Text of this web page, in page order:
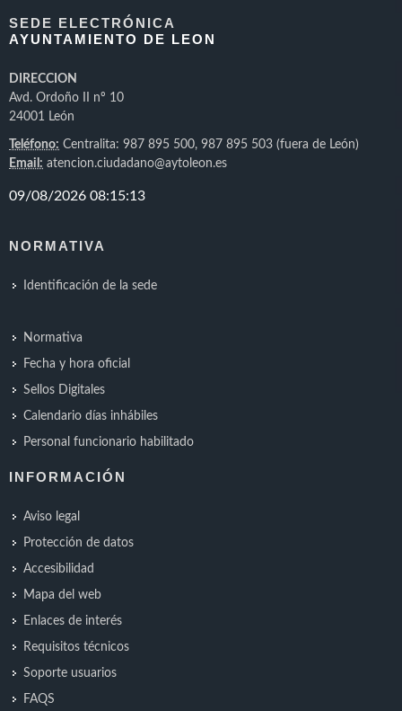
SEDE ELECTRÓNICA
AYUNTAMIENTO DE LEON
DIRECCION
Avd. Ordoño II nº 10
24001 León
Teléfono: Centralita: 987 895 500, 987 895 503 (fuera de León)
Email: atencion.ciudadano@aytoleon.es
NORMATIVA
Identificación de la sede
Normativa
Fecha y hora oficial
Sellos Digitales
Calendario días inhábiles
Personal funcionario habilitado
INFORMACIÓN
Aviso legal
Protección de datos
Accesibilidad
Mapa del web
Enlaces de interés
Requisitos técnicos
Soporte usuarios
FAQS